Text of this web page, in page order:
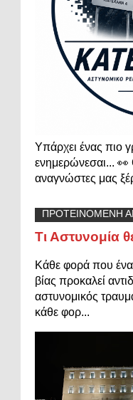
Υπάρχει ένας πιο
ενημερώνεσαι... 👀
αναγνώστες μας
ΠΡΟΤΕΙΝΟΜΕΝΗ
Τι Αστυνομία
Κάθε φορά που ένα
βίας προκαλεί
αστυνομικός
κάθε φορ...